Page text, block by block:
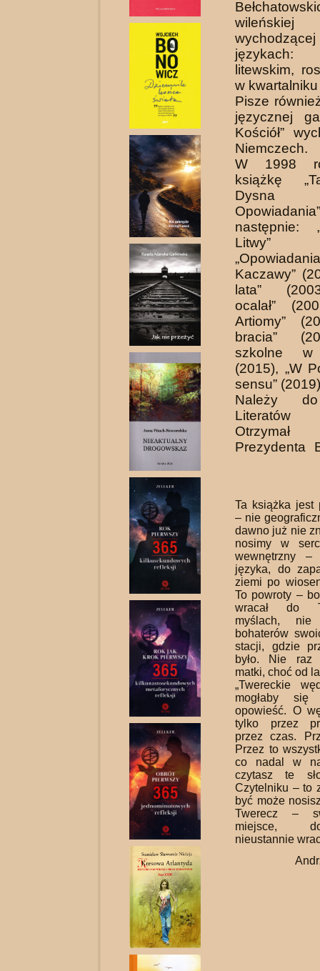
wileńskiej
litewskim,
w kwartalniku
Pisze
języcznej
Kościół”
Niemczech.
W 1998
książkę
Dysna
następnie:
Litwy”
Kaczawy”
lata”
ocalał”
Artiomy”
bracia”
szkolne w
(2015), „W
sensu”
Należy
Literatów
Prezydenta
Ta książka jest
– nie
dawno już nie
nosimy w
wewnętrzny
języka, do
ziemi po
To powroty –
wracał do
myślach,
bohaterów
stacji, gdzie
było. Nie raz
matki, choć od
„Twereckie
mogłaby
opowieść. O
tylko przez
przez czas.
Przez to
co nadal w
czytasz te
Czytelniku – to
być może
Twerecz –
miejsce,
nieustannie